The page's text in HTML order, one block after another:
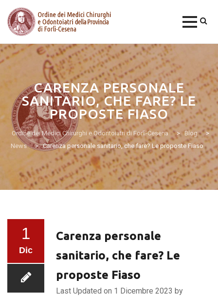
Skip
to
CARENZA PERSONALE
SANITARIO, CHE FARE? LE
PROPOSTE FIASO
Ordine dei Medici Chirurghi e Odontoiatri di Forlì-Cesena > Blog
>
News
> Carenza personale sanitario, che fare? Le proposte Fiaso
1
Dic
Carenza personale
sanitario, che fare? Le
proposte Fiaso
Last Updated on 1 Dicembre 2023 by